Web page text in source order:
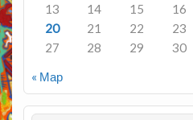
« Мар
13
14 15 16
20
21 22 23
27
28 29 30